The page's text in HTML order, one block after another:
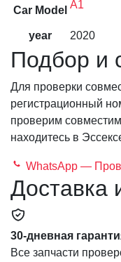
Car Model A1
year 2020
Подбор и
Для проверки
регистрационный
проверим
находитесь в
WhatsApp —
Доставка
30-дневная
Все запчасти